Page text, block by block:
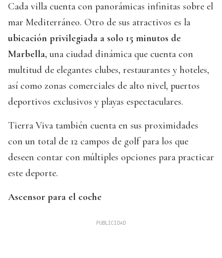
Cada villa cuenta con panorámicas infinitas sobre el
mar Mediterráneo. Otro de sus atractivos es la
ubicación privilegiada a solo 15 minutos de
Marbella, una ciudad dinámica que cuenta con
multitud de elegantes clubes, restaurantes y hoteles,
así como zonas comerciales de alto nivel, puertos
deportivos exclusivos y playas espectaculares.
Tierra Viva también cuenta en sus proximidades
con un total de 12 campos de golf para los que
deseen contar con múltiples opciones para practicar
este deporte.
Ascensor para el coche